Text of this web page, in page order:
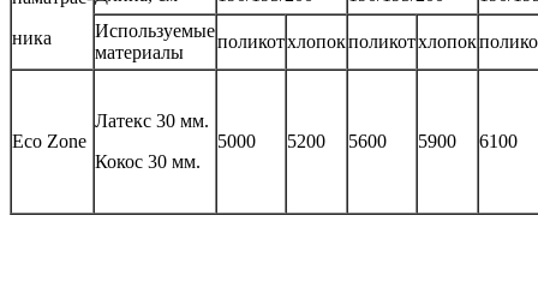
ника
Используемые
материалы
поликотхлопокполикотхлопок
Eco Zone
Латекс 30 мм.
Кокос 30 мм.
5000 5200 5600 5900 6100